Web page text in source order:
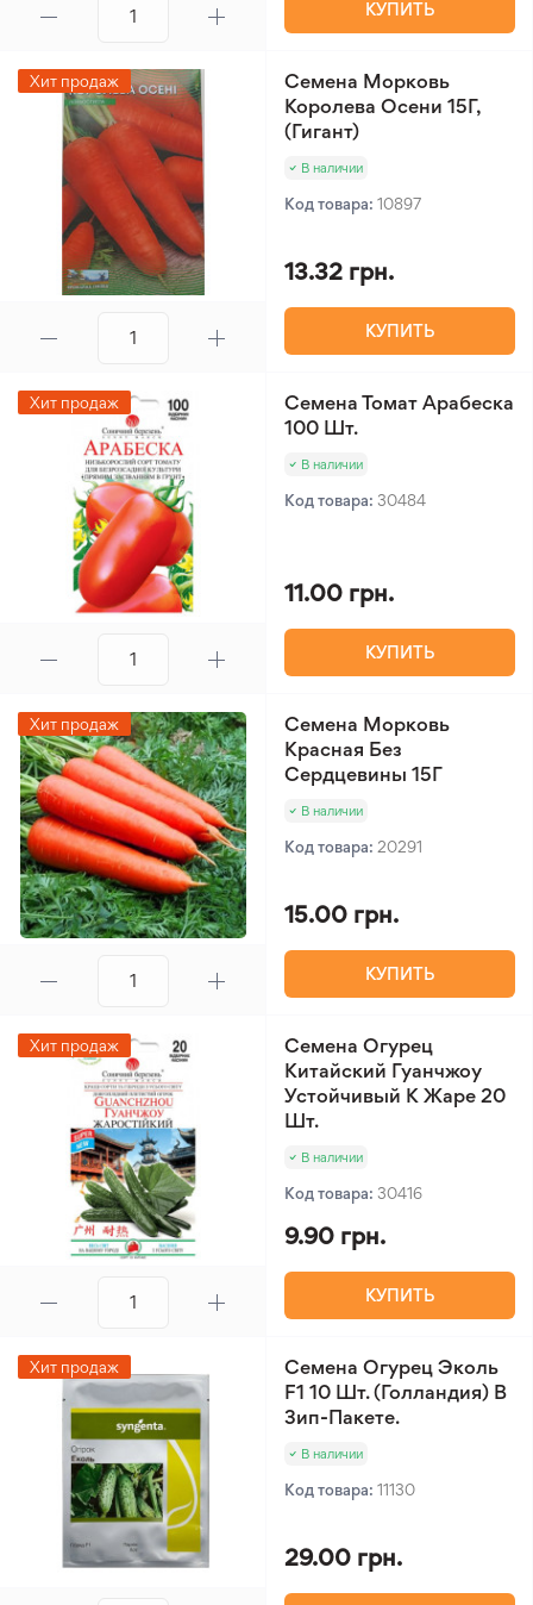
КУПИТЬ
Хит продаж
Семена Морковь
Королева Осени 15Г,
(Гигант)
В наличии
Код товара: 10897
13.32 грн.
КУПИТЬ
Хит продаж
Семена Томат Арабеска
100 Шт.
В наличии
Код товара: 30484
11.00 грн.
КУПИТЬ
Хит продаж
Семена Морковь
Красная Без
Сердцевины 15Г
В наличии
Код товара: 20291
15.00 грн.
КУПИТЬ
Хит продаж
Семена Огурец
Китайский Гуанчжоу
Устойчивый К Жаре 20
Шт.
В наличии
Код товара: 30416
9.90 грн.
КУПИТЬ
Хит продаж
Семена Огурец Эколь
F1 10 Шт. (Голландия) В
Зип-Пакете.
В наличии
Код товара: 11130
29.00 грн.